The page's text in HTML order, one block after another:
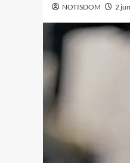
NOTISDOM 2